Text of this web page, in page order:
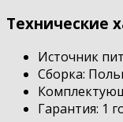
Технические
Источник
Сборка:
Гарантия: 1